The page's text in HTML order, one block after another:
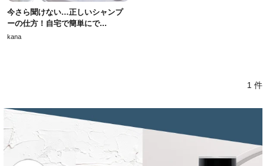
今さら聞けない…正しいシャンプ
ーの仕方！自宅で簡単にで...
kana
1 件